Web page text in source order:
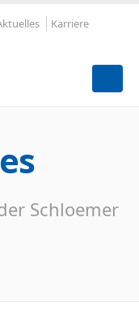
Karriere
Schloemer